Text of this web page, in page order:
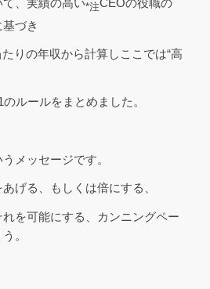
*注
づき
たりの年収から計算しここでは“高
ルールをまとめました。
メッセージです。
げる、もしくは倍にする、
を可能にする、カンニングペー
。